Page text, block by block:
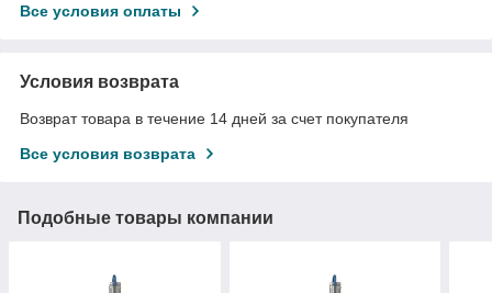
Все условия оплаты
Условия возврата
Возврат товара в течение 14 дней за счет покупателя
Все условия возврата
Подобные товары компании